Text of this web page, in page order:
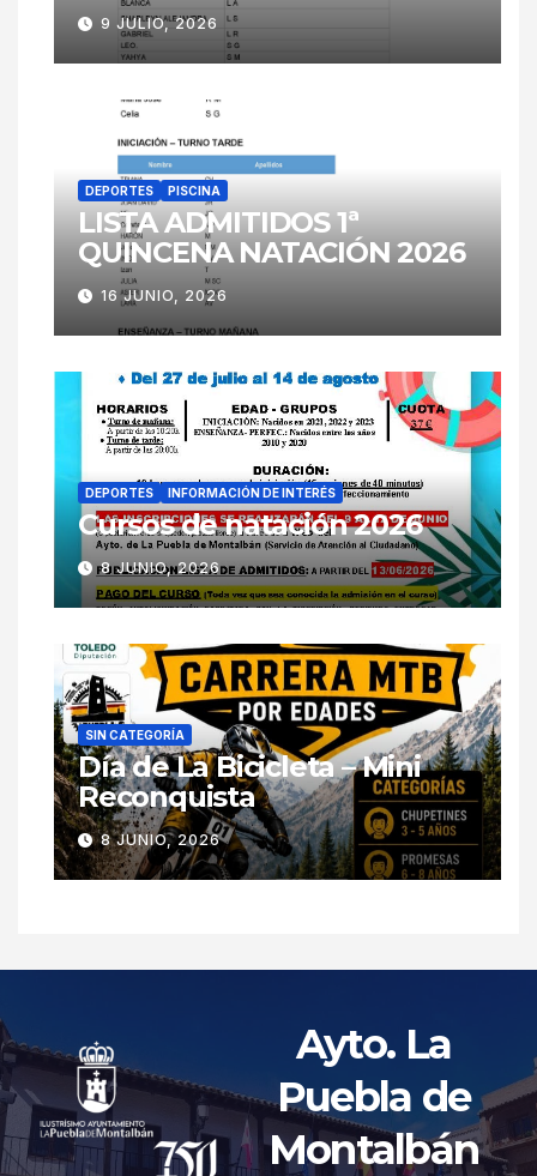
9 JULIO, 2026
DEPORTES PISCINA
LISTA ADMITIDOS 1ª
QUINCENA NATACIÓN 2026
16 JUNIO, 2026
DEPORTES INFORMACIÓN DE INTERÉS
Cursos de natación 2026
8 JUNIO, 2026
SIN CATEGORÍA
Día de La Bicicleta – Mini
Reconquista
8 JUNIO, 2026
Ayto. La
Puebla de
Montalbán